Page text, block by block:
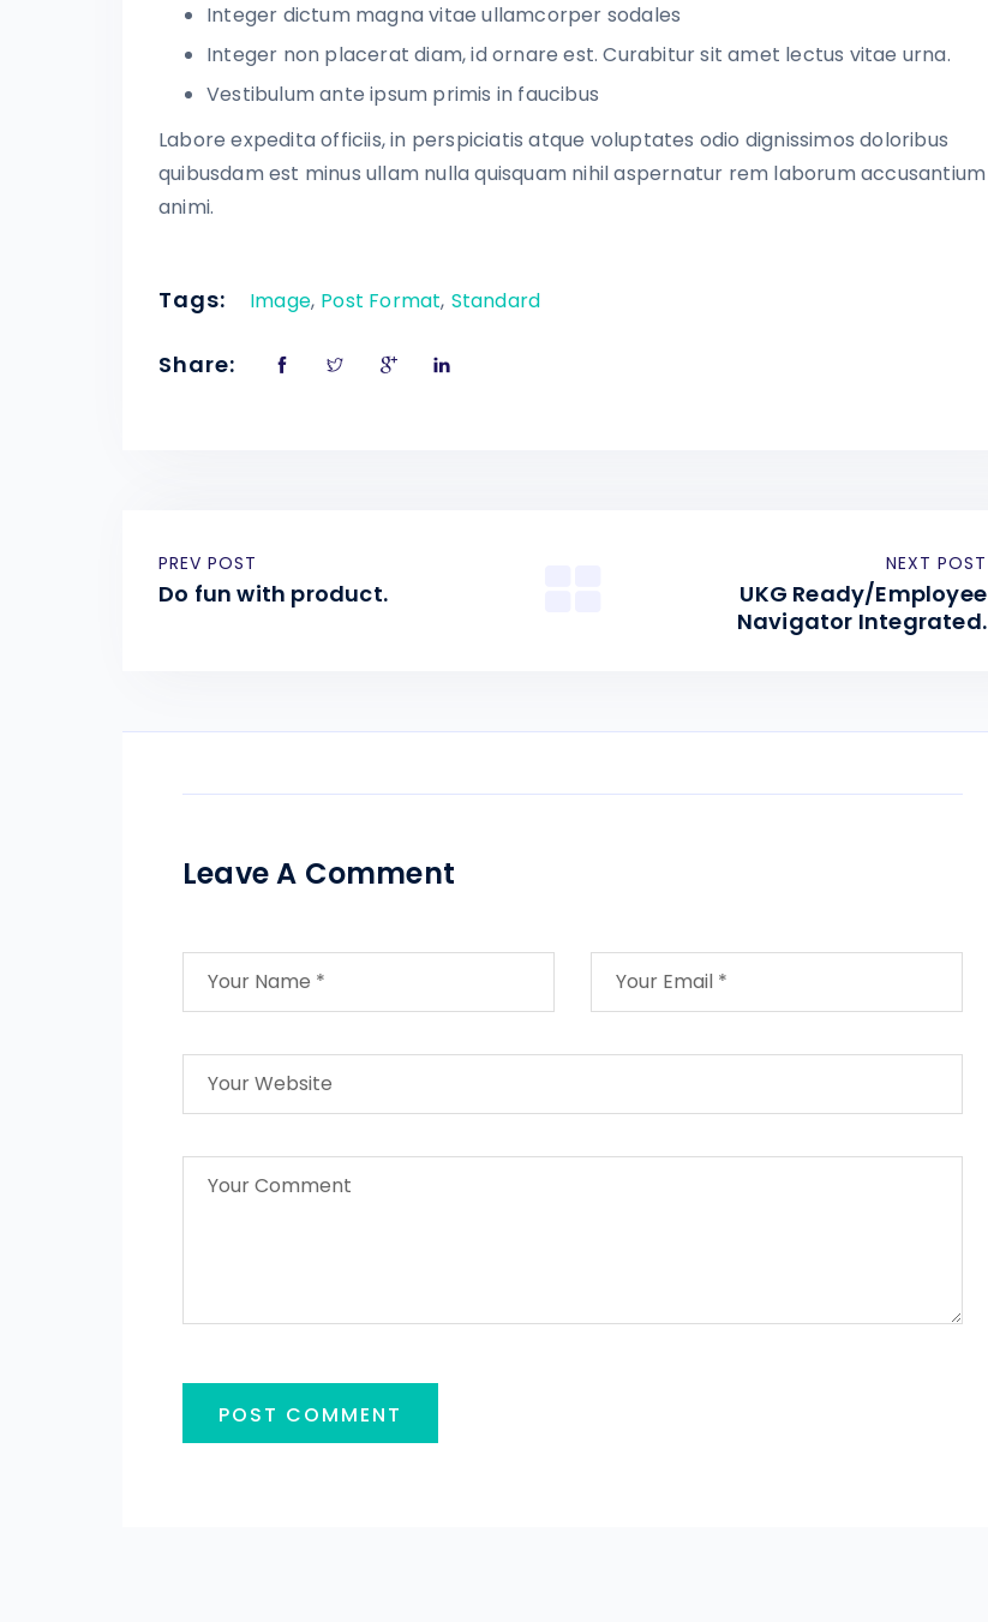
Integer dictum magna vitae ullamcorper sodales
Integer non placerat diam, id ornare est. Curabitur sit amet lectus vitae urna.
Vestibulum ante ipsum primis in faucibus
Labore expedita officiis, in perspiciatis atque voluptates odio dignissimos doloribus
quibusdam est minus ullam nulla quisquam nihil aspernatur rem laborum accusantium
animi.
Tags: Image, Post Format, Standard
Share:
PREV POST
Do fun with product.
NEXT POST
UKG Ready/Employee
Navigator Integrated.
Leave A Comment